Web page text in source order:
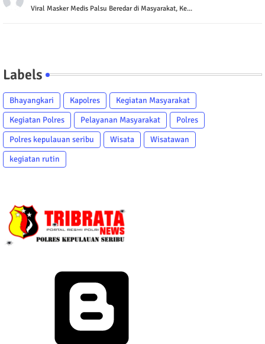
Viral Masker Medis Palsu Beredar di Masyarakat, Ke...
Labels
Bhayangkari Kapolres
Kegiatan Masyarakat
Kegiatan Polres
Pelayanan Masyarakat
Polres
Polres kepulauan seribu
Wisata
Wisatawan
kegiatan rutin